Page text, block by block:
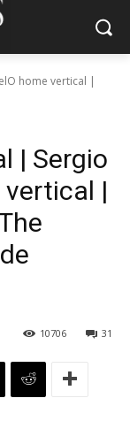
home vertical |
| Sergio
vertical |
31
10706